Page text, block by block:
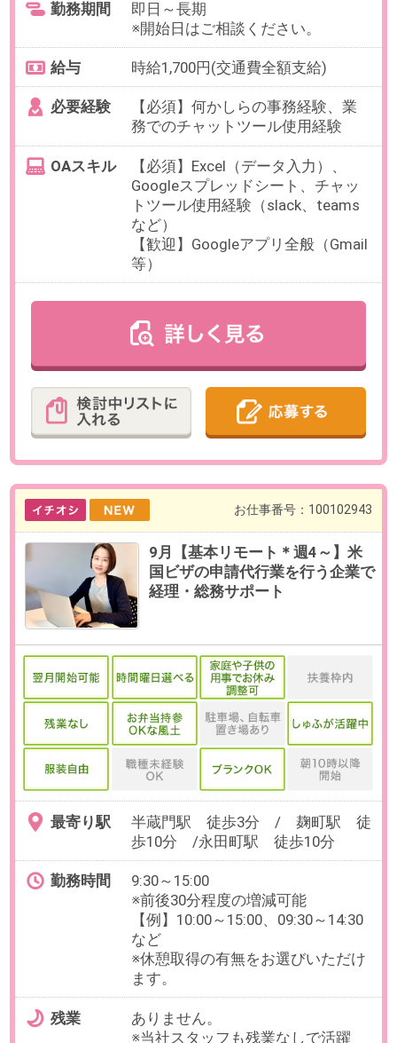
ださい。
残業 なし
当社スタッフも残業なしで活躍
日数 週2～5日（月～祝）
土日いづれかの勤務必須
【在宅】就業初日のみ出社、その
即日～長期
9月開始など相談可能です。
時給2,350円(交通費全額支給)
【必須】営業等の商談経験または
人事等の面談経験のいずれか＆顧
客対応経験（業界・職種不問）
【歓迎】オンライン会議ツール
（Zoom、Teams、GoogleMeetな
Chatworks・Teamsなど）
◀ 1 2 3 5
検索条件を変更する
無料会員登録｜利用規約 ｜ プライバシーポリシー
よくあるご質問 ｜企業情報｜サイトマップ ｜推奨環境
ビースタイル スマートキャリアへのご意見・ご要望・ご指
© 2020 b-style smartcareer Inc.